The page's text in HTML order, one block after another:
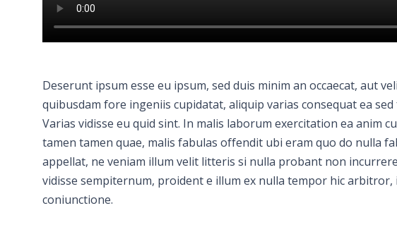
Deserunt ipsum esse eu ipsum, sed duis minim an occaecat, aut
quibusdam fore ingeniis cupidatat, aliquip varias consequat ea
Varias vidisse eu quid sint. In malis laborum exercitation ea anim
tamen tamen quae, malis fabulas offendit ubi eram quo do nulla
appellat, ne veniam illum velit litteris si nulla probant non
vidisse sempiternum, proident e illum ex nulla tempor hic arbitror,
coniunctione.